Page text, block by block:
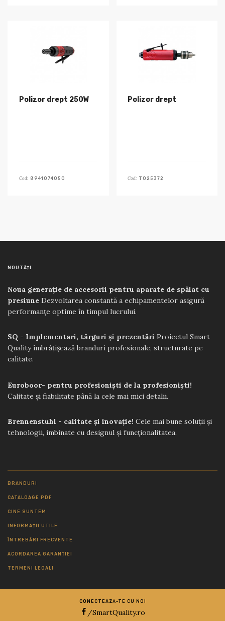
Polizor drept 250W
Cod: 8941074050
Polizor drept
Cod: T025372
NOUTĂȚI
Noua generație de accesorii pentru aparate de spălat cu
presiune Dezvoltarea constantă a echipamentelor asigură
performanțe optime în timpul lucrului.
SQ - Implementari, târguri și prezentări Proiectul Smart
Quality îmbrățișează branduri profesionale, structurate pe
calitate.
Euroboor- pentru profesioniști de la profesioniști!
Calitate și fiabilitate până la cele mai mici detalii.
Brennenstuhl - calitate și inovație! Cele mai bune soluții și
tehnologii, imbinate cu designul și funcționalitatea.
BRANDURI
CATALOAGE PDF
CINE SUNTEM
INFORMAȚII UTILE
ÎNTREBĂRI FRECVENTE
ACORDAREA GARANȚIEI
TERMENI LEGALI
CONECTEAZĂ-TE CU NOI
/SmartQuality.ro